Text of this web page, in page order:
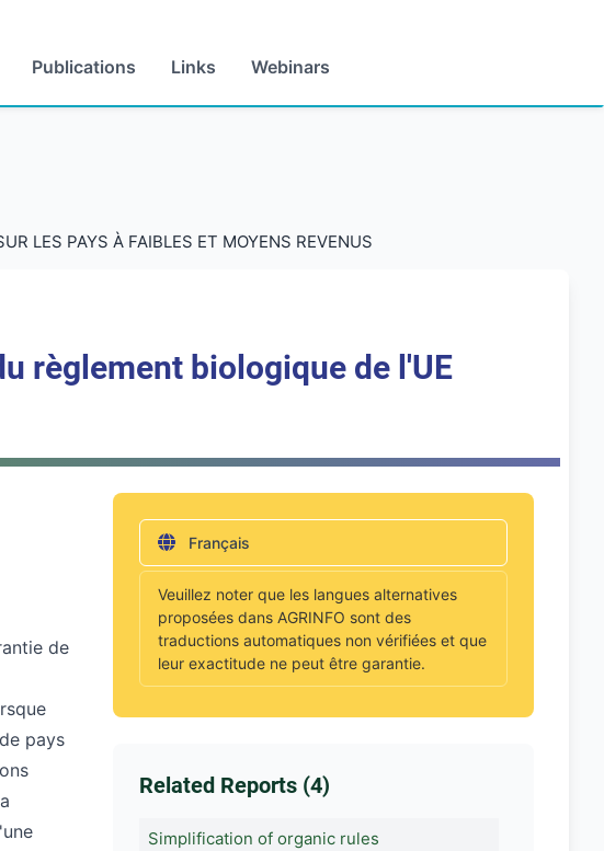
Publications Links Webinars
LES PAYS À FAIBLES ET MOYENS REVENUS
règlement biologique de l'UE
de
pays
Français
Veuillez noter que les langues alternatives
proposées dans AGRINFO sont des
traductions automatiques non vérifiées et que
leur exactitude ne peut être garantie.
Related Reports (4)
Simplification of organic rules